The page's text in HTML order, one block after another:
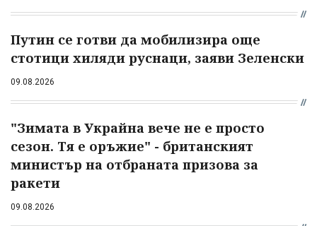
Путин се готви да мобилизира още
стотици хиляди руснаци, заяви Зеленски
09.08.2026
"Зимата в Украйна вече не е просто
сезон. Тя е оръжие" - британският
министър на отбраната призова за
ракети
09.08.2026